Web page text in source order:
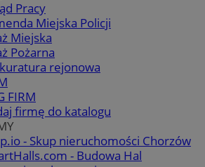
Pracy
Miejska Policji
Miejska
Pożarna
rejonowa
FIRM
firmę do katalogu
- Skup nieruchomości Chorzów
- Budowa Hal